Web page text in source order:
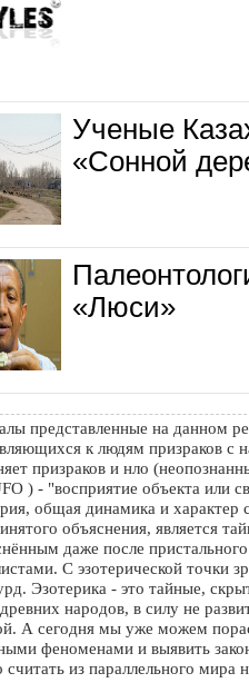
Ученые
«Сонной
«Люси»
представленные на данном
к людям призраков с
призраков и нло
) - "восприятие объекта или
общая динамика и характер
объяснения, является
даже после
С эзотерической точки
Эзотерика - это тайные,
народов, в силу не
А сегодня мы уже можем
феноменами и выявить
считать из параллельного мира